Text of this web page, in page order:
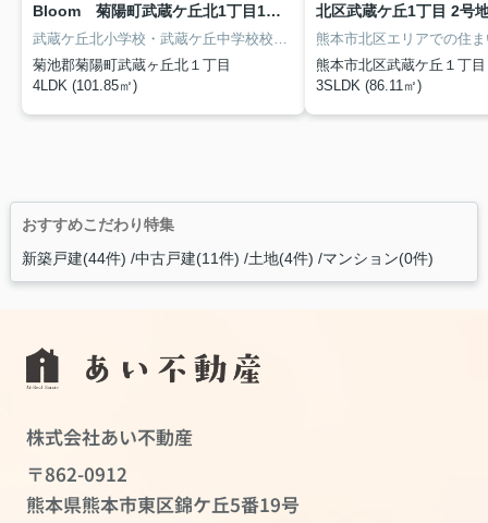
Bloom 菊陽町武蔵ケ丘北1丁目1期 1号棟
菊池郡菊陽町武蔵ヶ丘北１丁目
4LDK (101.85㎡)
北区武蔵ケ丘1丁目 2号
熊本市北区武蔵ケ丘１丁目
3SLDK (86.11㎡)
おすすめこだわり特集
新築戸建(44件) 中古戸建(11件) 土地(4件) マンション(0件)
株式会社あい不動産
〒862-0912
熊本県熊本市東区錦ケ丘5番19号